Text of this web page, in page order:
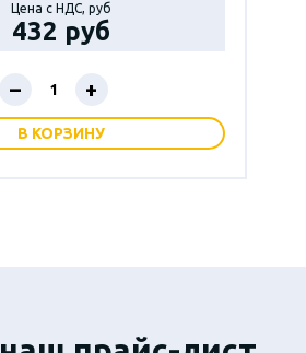
Цена с НДС, руб
432 руб
– +
В КОРЗИНУ